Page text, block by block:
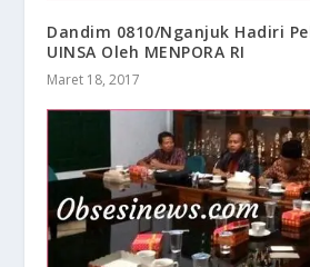
Dandim 0810/Nganjuk Hadiri
UINSA Oleh MENPORA RI
Maret 18, 2017